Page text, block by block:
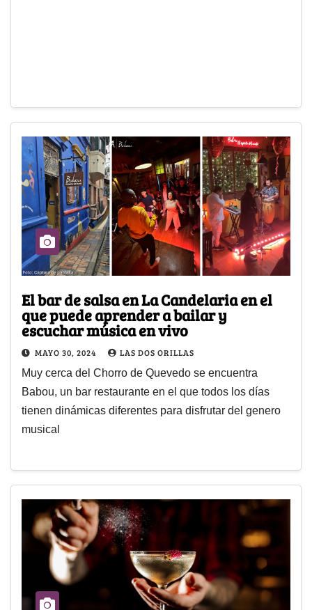
El bar de salsa en La Candelaria en el
que puede aprender a bailar y
escuchar música en vivo
MAYO 30, 2024 LAS DOS ORILLAS
Muy cerca del Chorro de Quevedo se encuentra
Babou, un bar restaurante en el que todos los días
tienen dinámicas diferentes para disfrutar del genero
musical